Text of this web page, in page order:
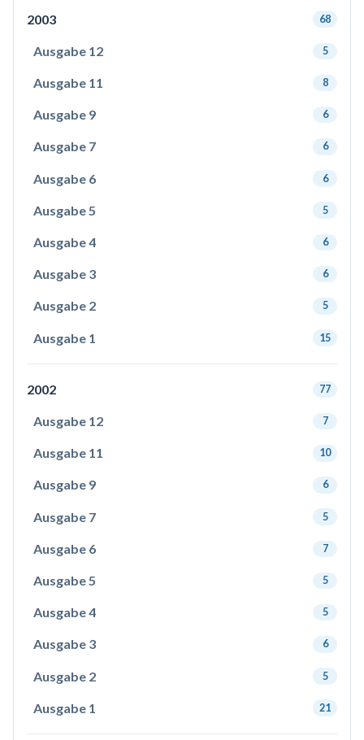
2003 68
Ausgabe 12 5
Ausgabe 11 8
Ausgabe 9 6
Ausgabe 7 6
Ausgabe 6 6
Ausgabe 5 5
Ausgabe 4 6
Ausgabe 3 6
Ausgabe 2 5
Ausgabe 1 15
2002 77
Ausgabe 12 7
Ausgabe 11 10
Ausgabe 9 6
Ausgabe 7 5
Ausgabe 6 7
Ausgabe 5 5
Ausgabe 4 5
Ausgabe 3 6
Ausgabe 2 5
Ausgabe 1 21